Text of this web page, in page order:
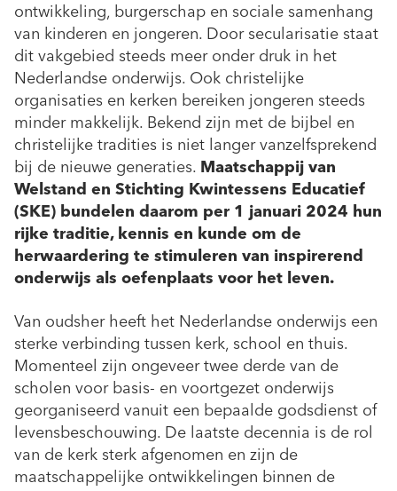
ontwikkeling, burgerschap en sociale samenhang
van kinderen en jongeren. Door secularisatie staat
dit vakgebied steeds meer onder druk in het
Nederlandse onderwijs. Ook christelijke
organisaties en kerken bereiken jongeren steeds
minder makkelijk. Bekend zijn met de bijbel en
christelijke tradities is niet langer vanzelfsprekend
bij de nieuwe generaties. Maatschappij van
Welstand en Stichting Kwintessens Educatief
(SKE) bundelen daarom per 1 januari 2024 hun
rijke traditie, kennis en kunde om de
herwaardering te stimuleren van inspirerend
onderwijs als oefenplaats voor het leven.
Van oudsher heeft het Nederlandse onderwijs een
sterke verbinding tussen kerk, school en thuis.
Momenteel zijn ongeveer twee derde van de
scholen voor basis- en voortgezet onderwijs
georganiseerd vanuit een bepaalde godsdienst of
levensbeschouwing. De laatste decennia is de rol
van de kerk sterk afgenomen en zijn de
maatschappelijke ontwikkelingen binnen de